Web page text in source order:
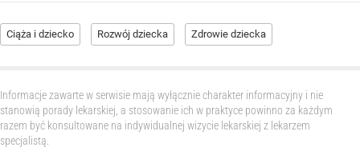
Ciąża i dziecko Rozwój dziecka Zdrowie dziecka
Informacje zawarte w serwisie mają wyłącznie charakter informacyjny i nie
stanowią porady lekarskiej, a stosowanie ich w praktyce powinno za każdym
razem być konsultowane na indywidualnej wizycie lekarskiej z lekarzem
specjalistą.